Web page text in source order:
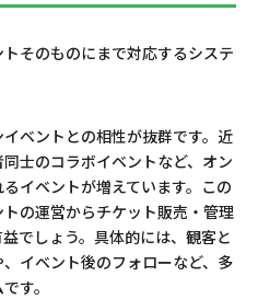
そのものにまで対応するシステ
ベントとの相性が抜群です。近
士のコラボイベントなど、オン
イベントが増えています。この
の運営からチケット販売・管理
でしょう。具体的には、観客と
イベント後のフォローなど、多
す。